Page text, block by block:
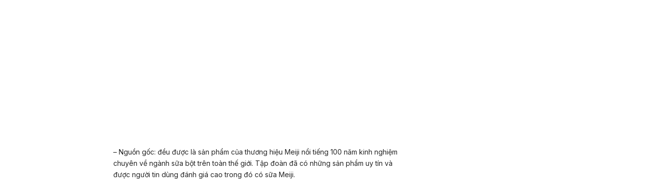
– Nguồn gốc: đều được là sản phẩm của thương hiệu Meiji nổi tiếng 100 năm kinh nghiệm
chuyên về ngành sữa bột trên toàn thế giới. Tập đoàn đã có những sản phẩm uy tín và
được người tin dùng đánh giá cao trong đó có sữa Meiji.